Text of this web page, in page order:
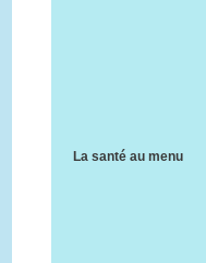
La santé au menu